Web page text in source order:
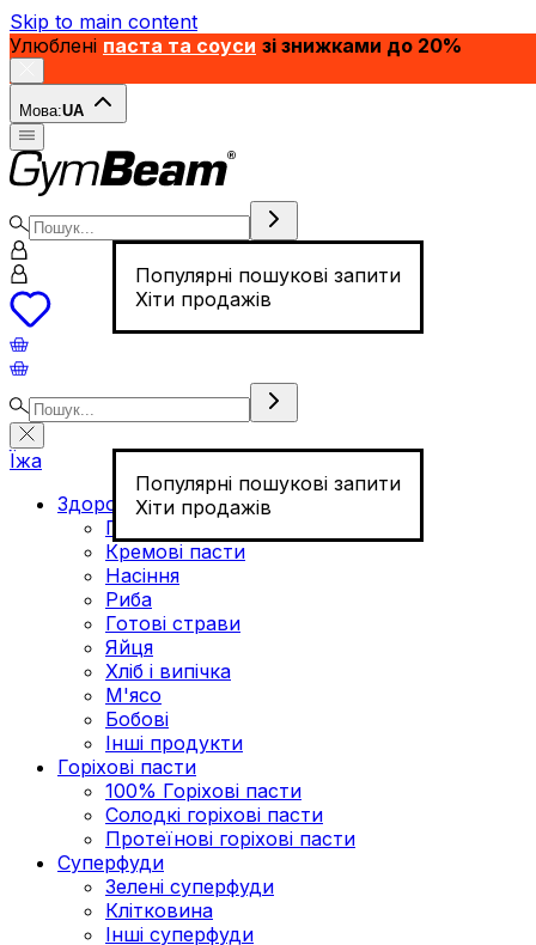
Skip to main content
Улюблені паста та соуси зі знижками до 20%
Мова:UA
Популярні пошукові запити
Хіти продажів
Популярні пошукові запити
Хіти продажів
Їжа
Здорове харчування
Горіхи
Кремові пасти
Насіння
Риба
Готові страви
Яйця
Хліб і випічка
М'ясо
Бобові
Інші продукти
Горіхові пасти
100% Горіхові пасти
Солодкі горіхові пасти
Протеїнові горіхові пасти
Суперфуди
Зелені суперфуди
Клітковина
Інші суперфуди